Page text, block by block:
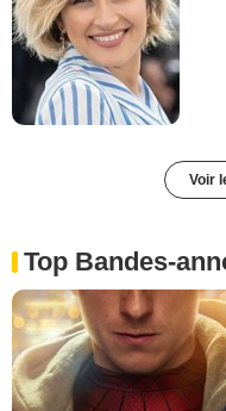
Voir
Top Bandes-